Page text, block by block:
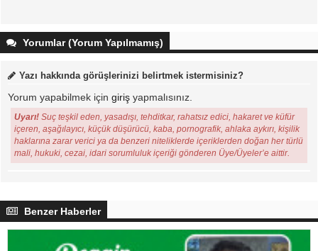
Yorumlar (Yorum Yapılmamış)
Yazı hakkında görüşlerinizi belirtmek istermisiniz?
Yorum yapabilmek için giriş yapmalısınız.
Uyarı! Suç teşkil eden, yasadışı, tehditkar, rahatsız edici, hakaret ve küfür
içeren, aşağılayıcı, küçük düşürücü, kaba, pornografik, ahlaka aykırı, kişilik
haklarına zarar verici ya da benzeri niteliklerde içeriklerden doğan her türlü
mali, hukuki, cezai, idari sorumluluk içeriği gönderen Üye/Üyeler’e aittir.
Benzer Haberler